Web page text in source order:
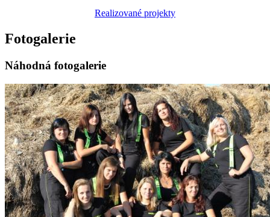
Realizované projekty
Fotogalerie
Náhodná fotogalerie